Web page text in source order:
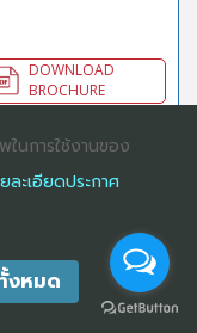
DOWNLOAD
BROCHURE
TRAINING CO., LTD
0105529026680
ในการใช้งานของ
ละเอียดประกาศ
งหมด